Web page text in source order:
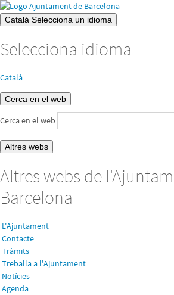
Català Selecciona un idioma
Selecciona idioma
Català
Cerca en el web
Cerca en el web
Altres webs
Altres webs de
Barcelona
L'Ajuntament
Contacte
Tràmits
Treballa a l'Ajuntament
Notícies
Agenda